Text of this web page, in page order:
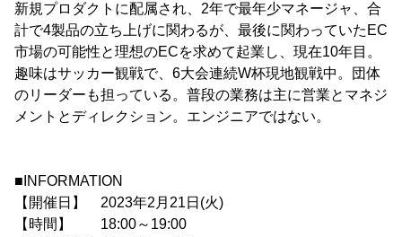
新規プロダクトに配属され、2年で最年少マネージャ、合
計で4製品の立ち上げに関わるが、最後に関わっていたEC
市場の可能性と理想のECを求めて起業し、現在10年目。
趣味はサッカー観戦で、6大会連続W杯現地観戦中。団体
のリーダーも担っている。普段の業務は主に営業とマネジ
メントとディレクション。エンジニアではない。
■INFORMATION
【開催日】 2023年2月21日(火)
【時間】 18:00～19:00